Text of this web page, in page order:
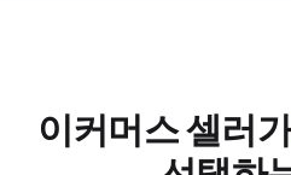
이커머스 셀러